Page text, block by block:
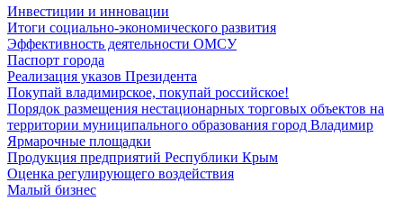
Инвестиции и инновации
Итоги социально-экономического развития
Эффективность деятельности ОМСУ
Паспорт города
Реализация указов Президента
Покупай владимирское, покупай российское!
Порядок размещения нестационарных торговых объектов на
территории муниципального образования город Владимир
Ярмарочные площадки
Продукция предприятий Республики Крым
Оценка регулирующего воздействия
Малый бизнес